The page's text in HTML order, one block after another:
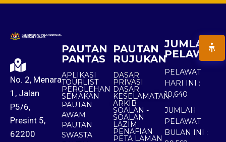
No. 2, Menara
1, Jalan
P5/6,
Presint 5,
62200
PAUTAN
PANTAS
APLIKASI
TOURLIST
PEROLEHAN
SEMAKAN
PAUTAN
AWAM
PAUTAN
SWASTA
PAUTAN
RUJUKAN
DASAR
PRIVASI
DASAR
KESELAMATAN
ARKIB
SOALAN -
SOALAN
LAZIM
PENAFIAN
PETA LAMAN
JUMLAH
PELAWAT
PELAWAT
HARI INI :
10,640
JUMLAH
PELAWAT
BULAN INI :